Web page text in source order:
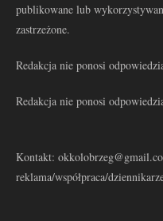
publikowane lub
zastrzeżone.
Redakcja nie ponosi
Redakcja nie ponosi
Kontakt:
reklama/współpraca/